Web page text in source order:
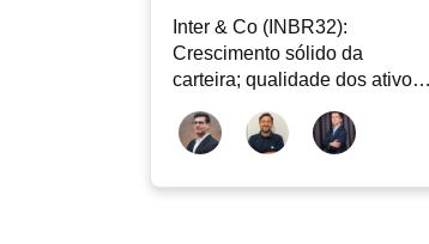
Inter & Co (INBR32):
Crescimento sólido da
carteira; qualidade dos ativos
continua sendo o principal
debate